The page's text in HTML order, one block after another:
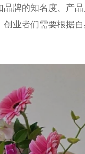
牌的知名度、产品
业者们需要根据